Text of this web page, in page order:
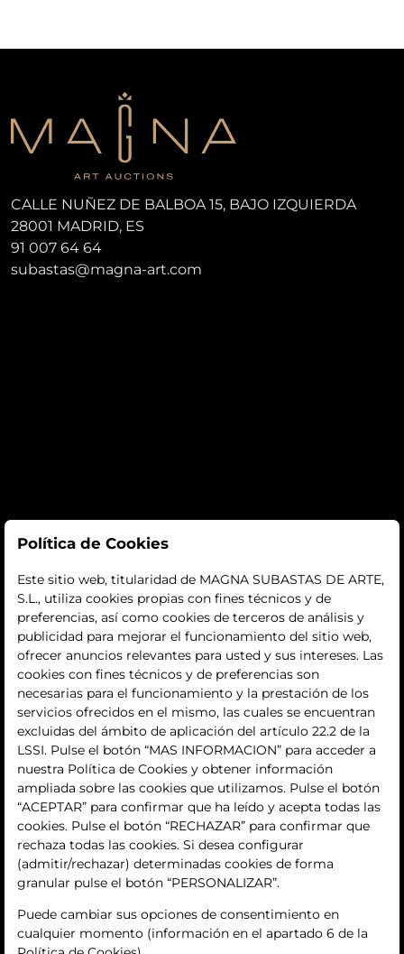
CALLE NUÑEZ DE BALBOA 15, BAJO IZQUIERDA
28001 MADRID, ES
91 007 64 64
subastas@magna-art.com
Subastas
subastas
histórico
La empresa
quiénes somos
contacto
Términos y condiciones
condiciones generales de contratación
política de privacidad
aviso legal
política de cookies
ajuste de cookies
Política de Cookies
Este sitio web, titularidad de MAGNA SUBASTAS DE ARTE,
S.L., utiliza cookies propias con fines técnicos y de
preferencias, así como cookies de terceros de análisis y
publicidad para mejorar el funcionamiento del sitio web,
ofrecer anuncios relevantes para usted y sus intereses. Las
cookies con fines técnicos y de preferencias son
necesarias para el funcionamiento y la prestación de los
servicios ofrecidos en el mismo, las cuales se encuentran
excluidas del ámbito de aplicación del artículo 22.2 de la
LSSI. Pulse el botón “MAS INFORMACION” para acceder a
nuestra Política de Cookies y obtener información
ampliada sobre las cookies que utilizamos. Pulse el botón
“ACEPTAR” para confirmar que ha leído y acepta todas las
cookies. Pulse el botón “RECHAZAR” para confirmar que
rechaza todas las cookies. Si desea configurar
(admitir/rechazar) determinadas cookies de forma
granular pulse el botón “PERSONALIZAR”.
Puede cambiar sus opciones de consentimiento en
cualquier momento (información en el apartado 6 de la